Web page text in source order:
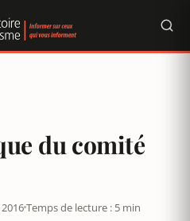
du comité
Temps de lecture : 5 min